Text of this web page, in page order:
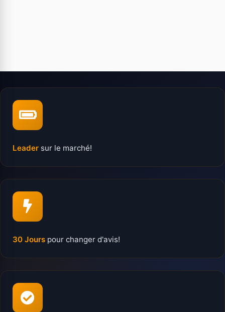
Leader sur le marché!
30 Jours pour changer d'avis!